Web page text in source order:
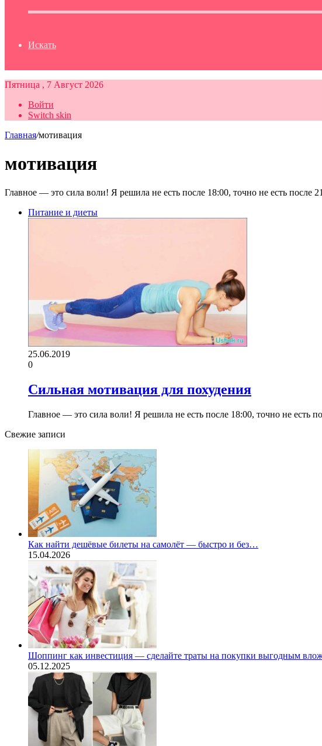
Искать
Пятница , 7 Август 2026
Войти
Switch skin
Главная/мотивация
мотивация
Главное — это сила воли! Я решила не есть после 18:00, точно не есть
Питание и диеты
25.06.2019
0
Сильная мотивация для похудения
Главное — это сила воли! Я решила не есть после 18:00, точно не есть
Свежие записи
Как найти дешёвые билеты на самолёт — быстро и без…
15.04.2026
Шоппинг как инвестиция — сделайте траты на покупки выгодным
05.12.2025